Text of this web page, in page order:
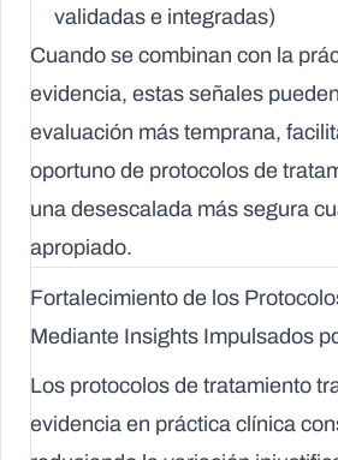
validadas e integradas)
Cuando se combinan con la
evidencia, estas señales
evaluación más temprana,
oportuno de protocolos de
una desescalada más segura
apropiado.
Fortalecimiento de los
Mediante Insights Impulsados
Los protocolos de tratamiento
evidencia en práctica clínica